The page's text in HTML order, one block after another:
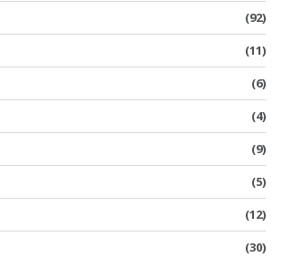
(92)
(11)
(6)
(4)
(9)
(5)
(12)
(30)